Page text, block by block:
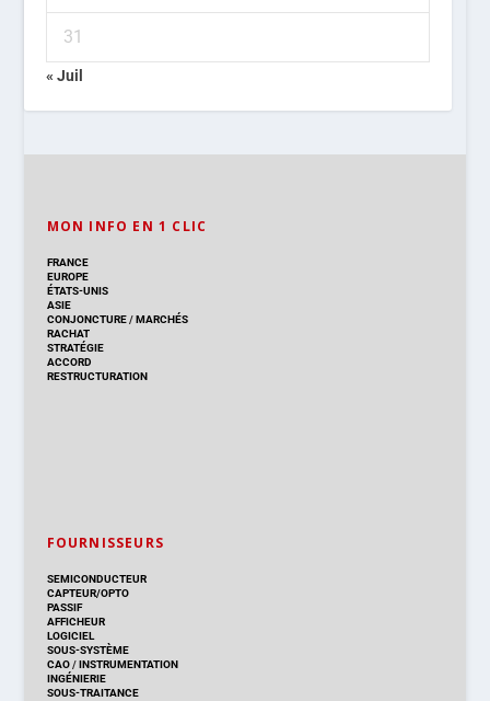
31
« Juil
MON INFO EN 1 CLIC
FRANCE
EUROPE
ÉTATS-UNIS
ASIE
CONJONCTURE/MARCHÉS
RACHAT
STRATÉGIE
ACCORD
RESTRUCTURATION
FOURNISSEURS
SEMICONDUCTEUR
CAPTEUR/OPTO
PASSIF
AFFICHEUR
LOGICIEL
SOUS-SYSTÈME
CAO/INSTRUMENTATION
INGÉNIERIE
SOUS-TRAITANCE